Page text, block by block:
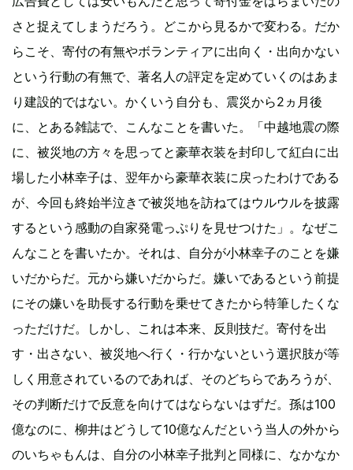
さと捉えてしまうだろう。どこから見るかで変わる。だか
らこそ、寄付の有無やボランティアに出向く・出向かない
という行動の有無で、著名人の評定を定めていくのはあま
り建設的ではない。かくいう自分も、震災から2ヵ月後
に、とある雑誌で、こんなことを書いた。「中越地震の際
に、被災地の方々を思ってと豪華衣装を封印して紅白に出
場した小林幸子は、翌年から豪華衣装に戻ったわけである
が、今回も終始半泣きで被災地を訪ねてはウルウルを披露
するという感動の自家発電っぷりを見せつけた」。なぜこ
んなことを書いたか。それは、自分が小林幸子のことを嫌
いだからだ。元から嫌いだからだ。嫌いであるという前提
にその嫌いを助長する行動を乗せてきたから特筆したくな
っただけだ。しかし、これは本来、反則技だ。寄付を出
す・出さない、被災地へ行く・行かないという選択肢が等
しく用意されているのであれば、そのどちらであろうが、
その判断だけで反意を向けてはならないはずだ。孫は100
億なのに、柳井はどうして10億なんだという当人の外から
のいちゃもんは、自分の小林幸子批判と同様に、なかなか